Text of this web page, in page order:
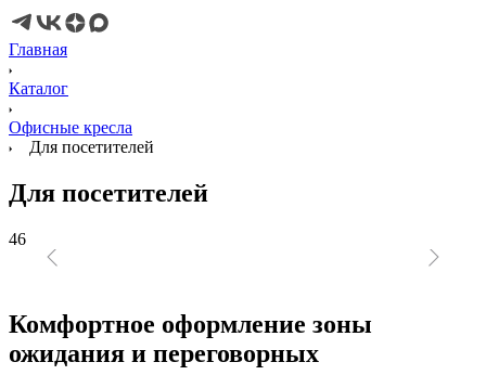
Главная
Каталог
Офисные кресла
Для посетителей
Для посетителей
46
Комфортное оформление зоны
ожидания и переговорных